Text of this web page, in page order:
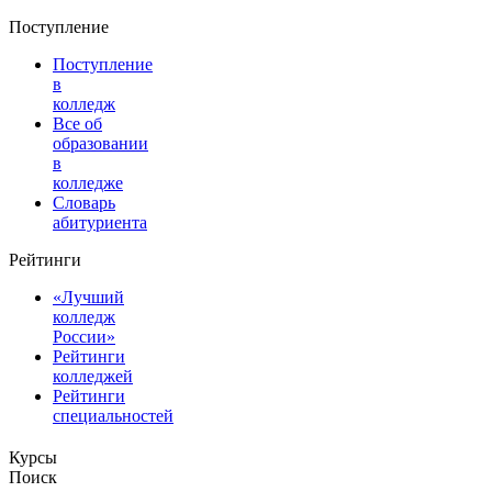
Поступление
Поступление
в
колледж
Все об
образовании
в
колледже
Словарь
абитуриента
Рейтинги
«Лучший
колледж
России»
Рейтинги
колледжей
Рейтинги
специальностей
Курсы
Поиск